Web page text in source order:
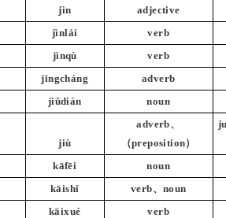
jìn
adjective
jìnlái
verb
jìnqù
verb
jīngcháng
adverb
jiǔdiàn noun
jiù
adverb、
（preposition）
kāfēi
noun
kāishǐ
verb、noun
kāixué
verb